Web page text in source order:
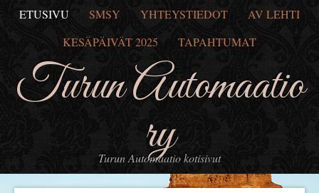
ETUSIVU SMSY YHTEYSTIEDOT
AV LEHTI
KESÄPÄIVÄT 2025
TAPAHTUMAT
Turun Automaatio
ry
Turun Automaatio kotisivut